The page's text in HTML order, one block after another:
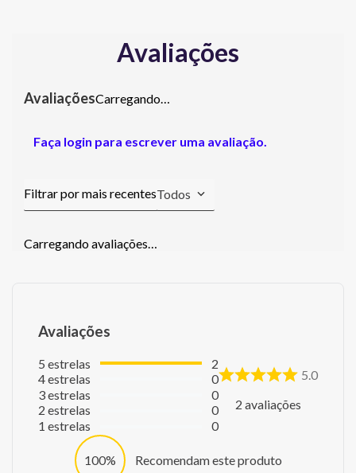
Avaliações
Carregando…
Faça login para escrever uma avaliação.
Todos
Carregando avaliações…
Avaliações
5 estrelas
4estrelas
3estrelas
2 estrelas
1 estrelas
2
0
0
0
0
5.0
2 avaliações
100% Recomendam este produto